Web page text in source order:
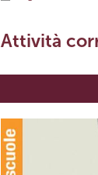
Attività